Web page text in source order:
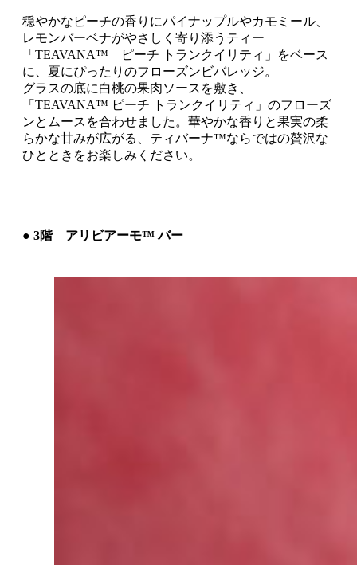
穏やかなピーチの香りにパイナップルやカモミール、
レモンバーベナがやさしく寄り添うティー
「TEAVANA™ ピーチ トランクイリティ」をベース
に、夏にぴったりのフローズンビバレッジ。
グラスの底に白桃の果肉ソースを敷き、
「TEAVANA™ ピーチ トランクイリティ」のフローズ
ンとムースを合わせました。華やかな香りと果実の柔
らかな甘みが広がる、ティバーナ™ならではの贅沢な
ひとときをお楽しみください。
● 3階 アリビアーモ™ バー